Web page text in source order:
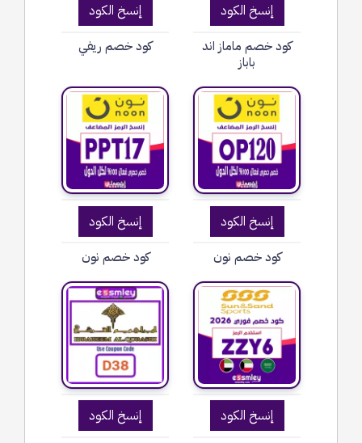
إنسخ الكود
كود خصم ماماز اند
باباز
إنسخ الكود
كود خصم ريفي
إنسخ الكود
كود خصم نون
إنسخ الكود
كود خصم نون
إنسخ الكود إنسخ الكود